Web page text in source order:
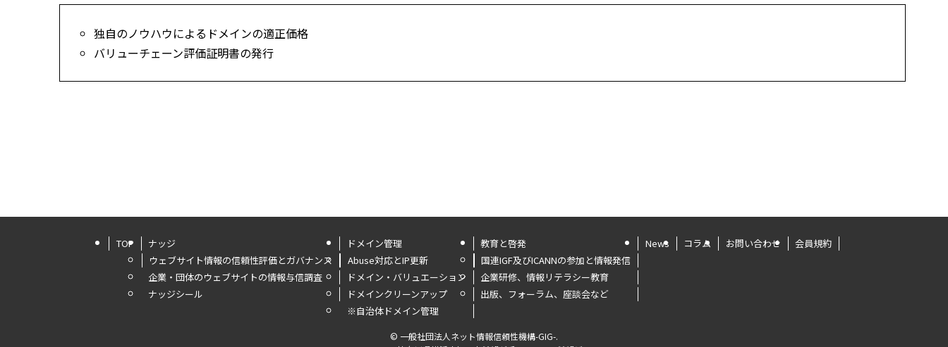
独自のノウハウによるドメインの適正価格
バリューチェーン評価証明書の発行
TOP
ナッジ
ウェブサイト情報の信頼性評価とガバナンス
企業・団体のウェブサイトの情報与信調査
ナッジシール
ドメイン管理
Abuse対応とIP更新
ドメイン・バリュエーション
ドメインクリーンアップ
※自治体ドメイン管理
教育と啓発
国連IGF及びICANNの参加と情報発信
企業研修、情報リテラシー教育
出版、フォーラム、座談会など
News コラム お問い合わせ 会員規約
© 一般社団法人ネット情報信頼性機構-GIG-.